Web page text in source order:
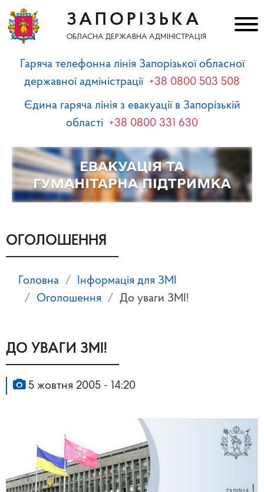
ЗАПОРІЗЬКА
ОБЛАСНА ДЕРЖАВНА АДМІНІСТРАЦІЯ
Гаряча телефонна лінія Запорізької обласної
державної адміністрації +38 0800 503 508
Єдина гаряча лінія з евакуації в Запорізькій
області +38 0800 331 630
ОГОЛОШЕННЯ
Головна
Інформація для ЗМІ
Оголошення
До уваги ЗМІ!
ДО УВАГИ ЗМІ!
5 жовтня 2005 - 14:20